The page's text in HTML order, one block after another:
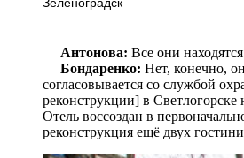
Антонова: Все они
Бондаренко: Нет, конечно,
согласовывается со службой
реконструкции] в
Отель воссоздан в
реконструкция ещё двух